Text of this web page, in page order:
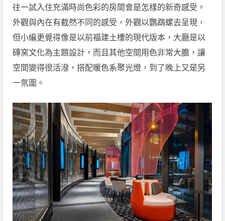
往一試入住充滿時尚色彩的房間會是怎樣的新奇感受。
外觀與內在有截然不同的感受，外觀以鸚鵡螺去呈現，
但小編更覺得像是以前福建土樓的現代版本，大廳是以
磚窯文化為主題設計，而且其他空間用色非常大膽，讓
空間變得很活潑，搭配暖色系聚光燈，到了晚上又是另
一氛圍。